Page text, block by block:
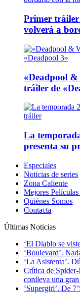
Primer
volverá a
«Deadpool
tráiler de
La
presenta su
Especiales
Noticias de series
Zona Caliente
Mejores
Quiénes Somos
Contacta
Últimas Noticias
‘El Diablo se
‘Boulevard’.
‘La Asistenta’.
Crítica de
conlleva una
‘Supergirl’. De